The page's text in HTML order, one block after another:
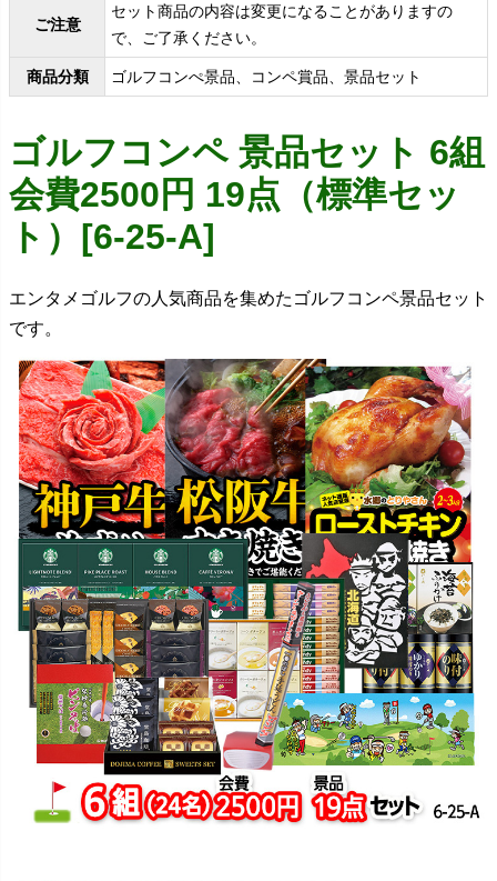
ご注意
セット商品の内容は変更になることがありますの
で、ご了承ください。
商品分類 ゴルフコンぺ景品、コンペ賞品、景品セット
ゴルフコンペ 景品セット 6組
会費2500円 19点（標準セッ
ト）[6-25-A]
エンタメゴルフの人気商品を集めたゴルフコンペ景品セット
です。